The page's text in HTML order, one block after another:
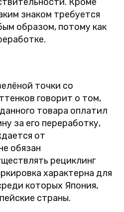
знаком требуется
образом, потому как
точки со
говорит о том,
товара оплатил
за его переработку,
от
обязан
рециклинг
характерна для
которых Япония,
страны.